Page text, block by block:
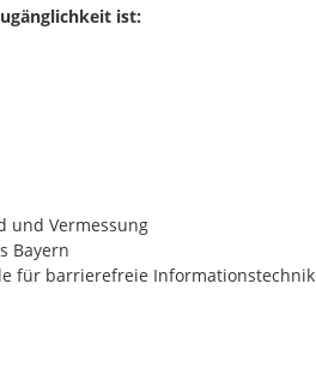
ist:
und Vermessung
Bayern
für barrierefreie Informationstechnik